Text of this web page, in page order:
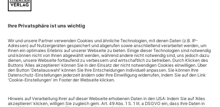
Ein Haus mit der Nummer 15. Daneben die 20. Dann wieder
eine niedrige Hausnummer. So springt das hin und her, in St.
Georgen im Attergau. Wer soll das durchschauen? Und doch
hat die mysteriöse Zählung System, hier in diesem Ortsteil
unweit des Attersees, in dem noch das Rauschen der
österreichischen Westautobahn zu hören ist. Denn hier
herrscht noch ein altes,...
Drei Hochs auf Jean-Philippe Rameau